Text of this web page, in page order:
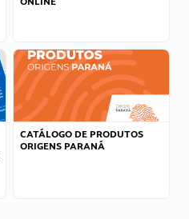
CATÁLOGO DE PRODUTOS
ORIGENS PARANÁ